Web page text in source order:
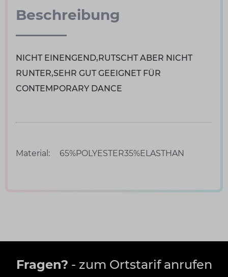
Beschreibung
NICHT EINENGEND,RUTSCHT ABER NICHT
RUNTER,SEHR GUT GEEIGNET FÜR
CONTEMPORARY DANCE
Material: 65%POLYESTER35%ELASTHAN
Fragen? - zum Ortstarif anrufen